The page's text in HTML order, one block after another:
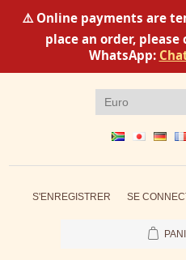
⚠️ Online payments are
place an order,
WhatsApp:
S'ENREGISTRER SE